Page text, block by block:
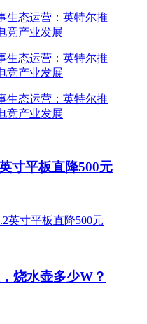
寸平板直降500元
烧水壶多少W？